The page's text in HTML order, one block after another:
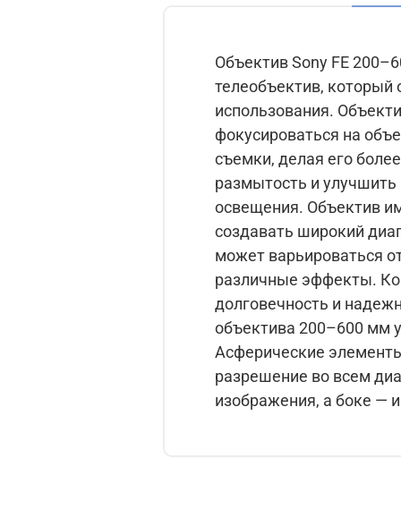
Объектив Sony FE
телеобъектив, который
использования. Объектив оснащен фокусировочным мотором, который позволяет быстро и точно
фокусироваться на
съемки, делая его более удобным и быстрым.
размытость и улучшить
освещения. Объектив имеет переменное фокусное расстояние от 200 до 600 мм, что позволяет
создавать широкий диапазон
может варьироваться
различные эффекты. Корпус объектива изготовлен из прочного пластика, что обеспечивает
долговечность и надежность в использовании.
объектива 200–600 мм
Асферические
разрешение во всем
изображения, а боке —